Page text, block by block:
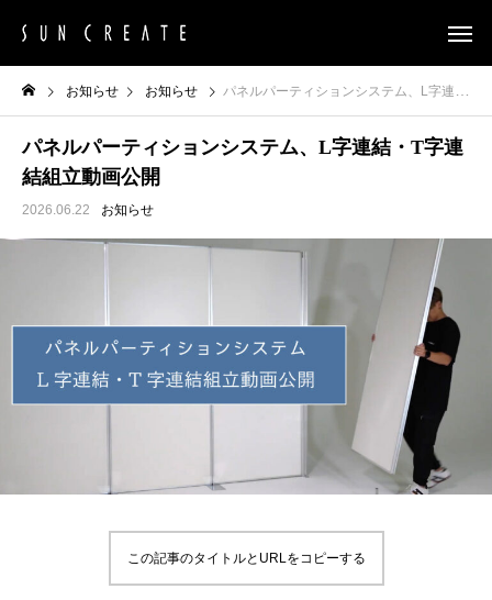
お知らせ お知らせ パネルパーティションシステム、L字連結・T字連結組立動画公開
パネルパーティションシステム、L字連結・T字連
結組立動画公開
2026.06.22 お知らせ
この記事のタイトルとURLをコピーする